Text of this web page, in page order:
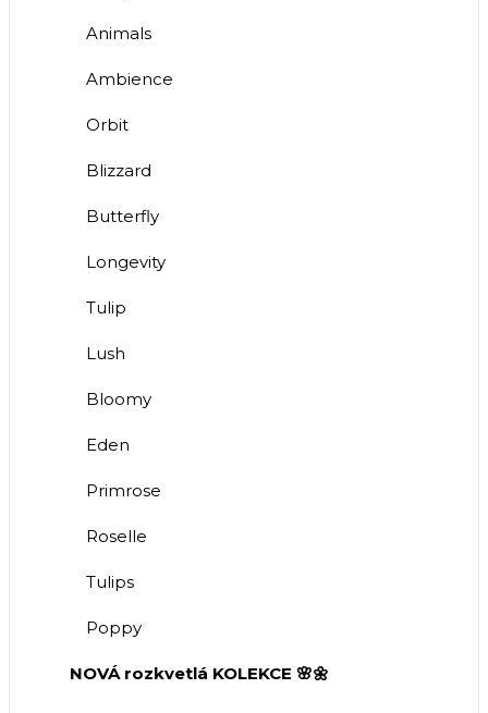
Animals
Ambience
Orbit
Blizzard
Butterfly
Longevity
Tulip
Lush
Bloomy
Eden
Primrose
Roselle
Tulips
Poppy
NOVÁ rozkvetlá KOLEKCE 🌸🌼